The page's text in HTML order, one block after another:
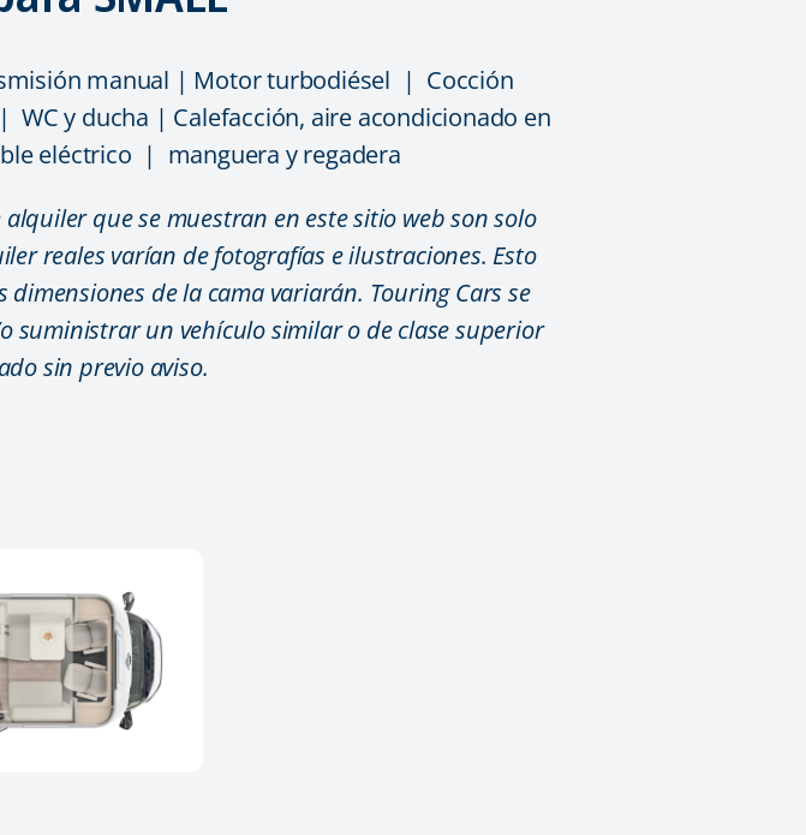
manual | Motor turbodiésel | Cocción
y ducha | Calefacción, aire acondicionado en
eléctrico | manguera y regadera
que se muestran en este sitio web son solo
reales varían de fotografías e ilustraciones. Esto
de la cama variarán. Touring Cars se
suministrar un vehículo similar o de clase superior
sin previo aviso.